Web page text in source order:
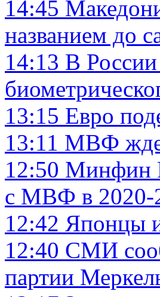
14:45
названием до
14:13 В России
13:15 Евро
13:11 МВФ
12:50 Минфин
с МВФ в 2020-
12:42 Японцы
12:40 СМИ
партии